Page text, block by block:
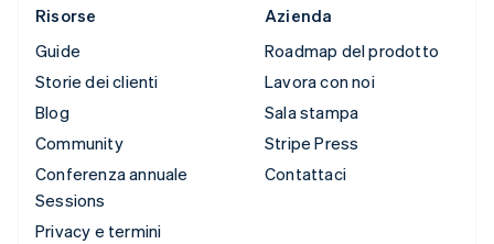
Risorse
Guide
Storie dei clienti
Blog
Community
Conferenza annuale
Sessions
Privacy e termini
Azienda
Roadmap del prodotto
Lavora con noi
Sala stampa
Stripe Press
Contattaci